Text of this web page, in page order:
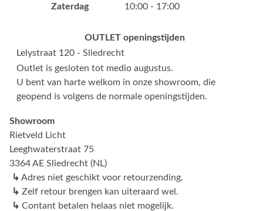
Zaterdag
10:00 - 17:00
OUTLET openingstijden
Lelystraat 120 - Sliedrecht
Outlet is gesloten tot medio augustus.
U bent van harte welkom in onze showroom, die
geopend is volgens de normale openingstijden.
Showroom
Rietveld Licht
Leeghwaterstraat 75
3364 AE Sliedrecht (NL)
↳ Adres niet geschikt voor retourzending.
↳ Zelf retour brengen kan uiteraard wel.
↳ Contant betalen helaas niet mogelijk.